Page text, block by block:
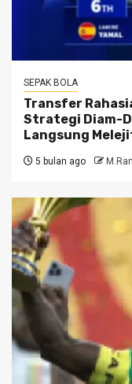
SEPAK BOLA
Transfer
Strategi Diam-
Langsung
5 bulan ago